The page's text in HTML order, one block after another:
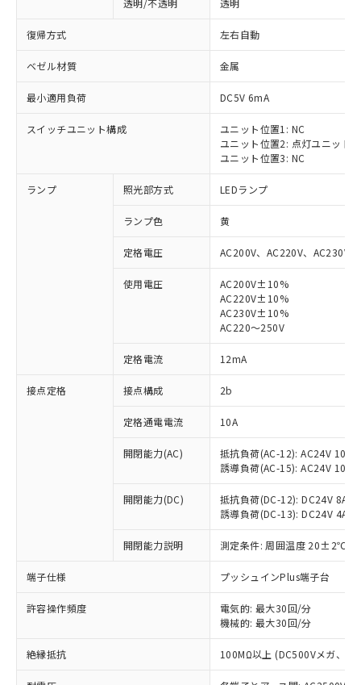
透明/不透明 透明
復帰方式 左右自動
ベゼル材質 金属
最小適用負荷 DC5V 6mA
スイッチユニット構成
ユニット位置1: NC
ユニット位置2: 点灯ユニット
ユニット位置3: NC
ランプ 照光部方式 LEDランプ
ランプ色 黄
定格電圧 AC200V、AC220V、AC230V
使用電圧
AC200V±10%
AC220V±10%
AC230V±10%
AC220～250V
定格電流 12mA
接点定格 接点構成 2b
定格通電電流 10A
開閉能力(AC)
抵抗負荷(AC-12): AC24V 10A/
誘導負荷(AC-15): AC24V
開閉能力(DC)
抵抗負荷(DC-12): DC24V 8A/
誘導負荷(DC-13): DC24V 4A/
開閉能力説明 測定条件: 周囲温度 20±2℃、
端子仕様 プッシュインPlus端子台
許容操作頻度
電気的: 最大30回/分
機械的: 最大30回/分
絶縁抵抗 100MΩ以上 (DC500Vメガ、点
以下の条件をお読みいただき、同意のうえ
本サービスは、当社制御機器事業取扱
商品の当社在庫状況および標準価格
(税抜)を提供させていただくもので
本サービスの対象外となる商品もある
ことをご了承ください。
在庫状況および標準価格照会結果は、
記載している更新日時点での社内デー
タに基づき作成されるものであり、閲
覧された時点での実際の在庫および標
対応済み：EU RoHS指令（10物質）の
非含有に対応した製品が提供可能な商品で
対応予定：EU RoHS指令（10物質）の非含
有に対応した製品に切り替える予定のある
対応予定なし：EU RoHS指令（10物質）の
非含有に非対応の商品で、対応品を出す予
調査・確認中：EU RoHS指令（10物質）の
非含有の対応状況を調査中または確認中の
非該当品：ライセンス料など無形物で、有
害物質有無と関係のない商品です。
仕入先様の事情により、非含有部品として
いたものが、含有品と判明した場合などや
むを得ず変更することがあります。
鉛(Pb) 1000ppm以下、 水銀(Hg) 1000ppm以下、 カド
六価クロム(Cr(Ⅵ)) 1000ppm以下、ポリ臭化ビフェニル
※1 中国RoHS○×表
「○」：最大均質材料含有率が中国RoHSの
基準値以下であることを示します。
「×」：最大均質材料含有率が中国RoHSの
基準値を超えていることを示します。
「－」：未確認です。当社販売部門へお問
*中国RoHS10物質の基準値 (GB/T26572)：
Pb(鉛) :1000ppm、 Hg(水銀) : 1000ppm、 Cd(カドミウ
当社は、これら貴社製品のうち、外国
為替および外国貿易法に定める商品
（以下｢規制貨物等」という）を輸出
または国外への提供する場合は、日本
国政府の輸出許可(または役務取引許
可)を取得するなどの必要な手続きを